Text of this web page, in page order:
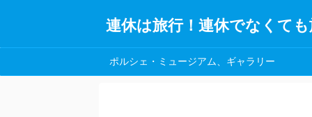
連休は旅行！連休でなくて
ポルシェ・ミュージアム、ギャラリー